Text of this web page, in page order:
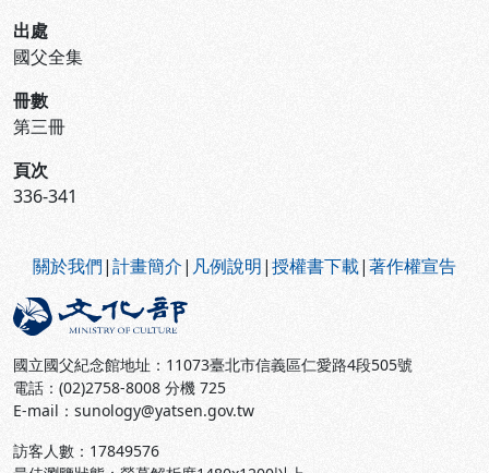
出處
國父全集
冊數
第三冊
頁次
336-341
關於我們|計畫簡介| 凡例說明|授權書下載|著作權宣告
國立國父紀念館地址：11073臺北市信義區仁愛路4段505號
電話：(02)2758-8008 分機 725
E-mail：sunology@yatsen.gov.tw
訪客人數： 17849576